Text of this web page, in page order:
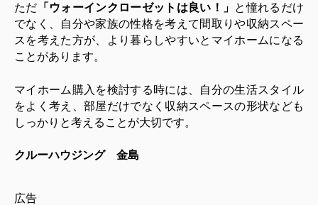
ただ 「ウォーインクローゼットは良い！」 と憧れるだけ
でなく、自分や家族の性格を考えて間取りや収納スペー
スを考えた方が、より暮らしやすいとマイホームになる
ことがあります。
マイホーム購入を検討する時には、自分の生活スタイル
をよく考え、部屋だけでなく収納スペースの形状なども
しっかりと考えることが大切です。
クルーハウジング　金島
広告